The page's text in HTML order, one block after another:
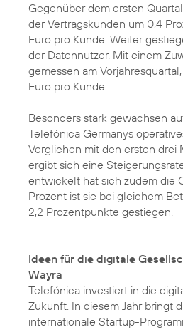
Gegenüber dem ersten
der Vertragskunden um 0,4
Euro pro Kunde. Weiter
der Datennutzer. Mit einem
gemessen am
Euro pro Kunde.
Besonders stark gewachsen
Telefónica Germanys
Verglichen mit den ersten drei
ergibt sich eine
entwickelt hat sich zudem die
Prozent ist sie bei gleichem
2,2 Prozentpunkte gestiegen.
Ideen für die digitale
Wayra
Telefónica investiert in die
Zukunft. In diesem Jahr bringt
internationale Startup-